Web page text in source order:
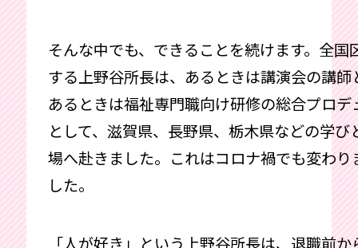
そんな中でも、できることを続けます。全国
する上野谷所長は、あるときは講演会の講師
あるときは福祉専門職向け研修の総合プロデ
として、滋賀県、長野県、栃木県などの学び
場へ赴きました。これはコロナ禍でも変わり
した。
「人が好き」という上野谷所長は、退職前